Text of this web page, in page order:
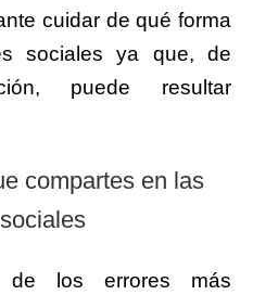
cuidar de qué forma
sociales ya que, de
puede resultar
compartes en las
de los errores más